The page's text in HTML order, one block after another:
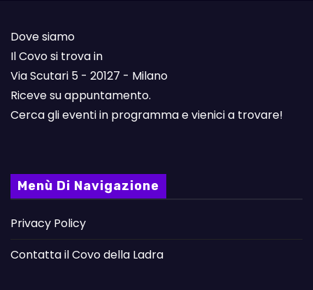
Dove siamo
Il Covo si trova in
Via Scutari 5 - 20127 - Milano
Riceve su appuntamento.
Cerca gli eventi in programma e vienici a trovare!
Menù Di Navigazione
Privacy Policy
Contatta il Covo della Ladra